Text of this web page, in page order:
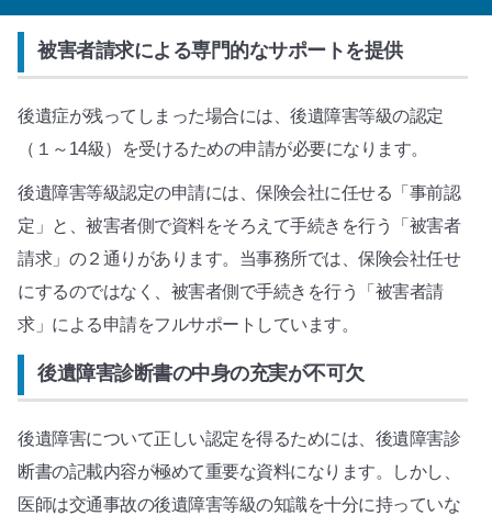
被害者請求による専門的なサポートを提供
後遺症が残ってしまった場合には、後遺障害等級の認定
（１～14級）を受けるための申請が必要になります。
後遺障害等級認定の申請には、保険会社に任せる「事前認
定」と、被害者側で資料をそろえて手続きを行う「被害者
請求」の２通りがあります。当事務所では、保険会社任せ
にするのではなく、被害者側で手続きを行う「被害者請
求」による申請をフルサポートしています。
後遺障害診断書の中身の充実が不可欠
後遺障害について正しい認定を得るためには、後遺障害診
断書の記載内容が極めて重要な資料になります。しかし、
医師は交通事故の後遺障害等級の知識を十分に持っていな